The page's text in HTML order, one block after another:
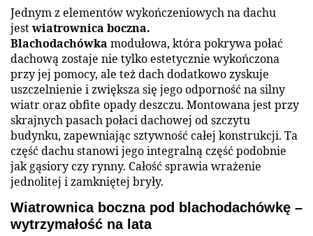
Jednym z elementów wykończeniowych na dachu
jestwiatrownica boczna.
Blachodachówka modułowa, która pokrywa połać
dachową zostaje nie tylko estetycznie wykończona
przy jej pomocy, ale też dach dodatkowo zyskuje
uszczelnienie i zwiększa się jego odporność na silny
wiatr oraz obfite opady deszczu. Montowana jest przy
skrajnych pasach połaci dachowej od szczytu
budynku, zapewniając sztywność całej konstrukcji. Ta
część dachu stanowi jego integralną część podobnie
jak gąsiory czy rynny. Całość sprawia wrażenie
jednolitej i zamkniętej bryły.
Wiatrownica boczna pod blachodachówkę –
wytrzymałość na lata